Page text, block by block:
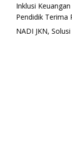
Inklusi
Pendidik Terima
NADI JKN,